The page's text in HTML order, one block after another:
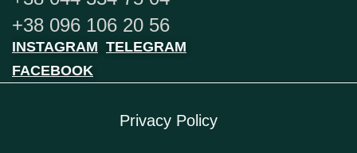
+38 096 106 20 56
INSTAGRAM TELEGRAM
FACEBOOK
Privacy Policy